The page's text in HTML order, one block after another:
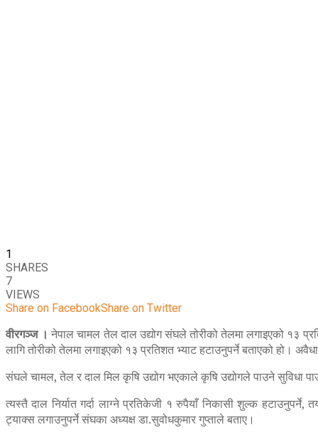
1
SHARES
7
VIEWS
Share on FacebookShare on Twitter
वीरगञ्ज । नेपाल चामल तेल दाल उद्योग संघले तोरीको तेलमा लगाइएको १३
लागि तोरीको तेलमा लगाइएको १३ प्रतिशत भ्याट हटाउनुपर्ने बताएको हो।
संघले चामल, तेल र दाल मिल कृषि उद्योग भएकाले कृषि उद्योगले पाउने सुविधा
त्यस्तै दाल निर्यात गर्दा लाग्ने प्रतिकेजी १ रुपैयाँ निकासी शुल्क हटाउनुपर्ने,
ट्याक्स लगाउनुपर्ने संघका अध्यक्ष डा.सुवोधकुमार गुप्ताले बताए।